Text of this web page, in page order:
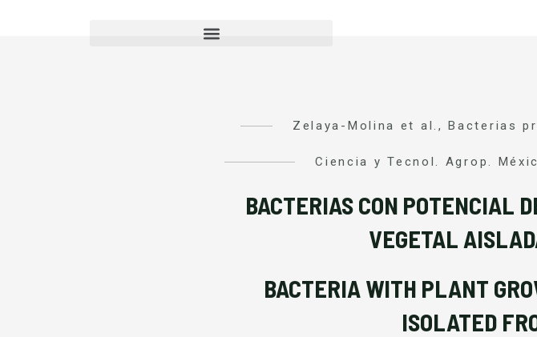
Zelaya-Molina et al., Bacterias
Ciencia y Tecnol. Agrop.
BACTERIAS CON POTENCIAL
VEGETAL
BACTERIA WITH PLANT
ISOLATED